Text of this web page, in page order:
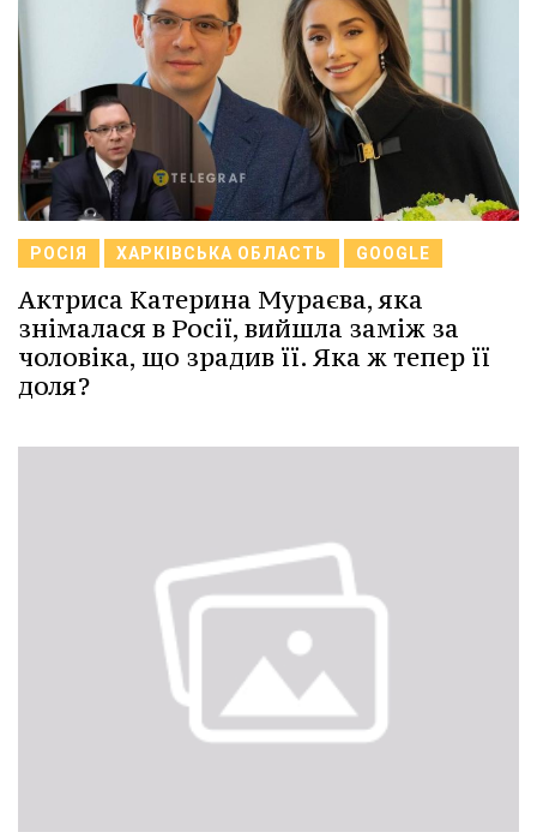
РОСІЯ ХАРКІВСЬКА ОБЛАСТЬ GOOGLE
Актриса Катерина Мураєва, яка
знімалася в Росії, вийшла заміж за
чоловіка, що зрадив її. Яка ж тепер її
доля?